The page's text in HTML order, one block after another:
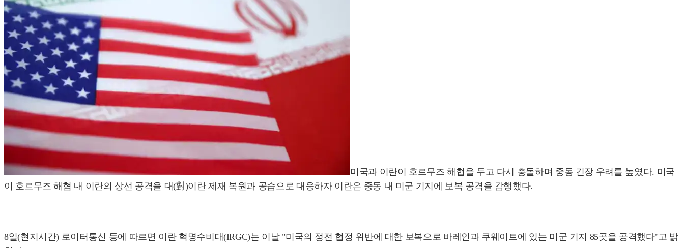
미국과 이란이 호르무즈 해협을 두고 다시 충돌하며 중동 긴장 우려를 높였다. 미국
이 호르무즈 해협 내 이란의 상선 공격을 대(對)이란 제재 복원과 공습으로 대응하자 이란은 중동 내 미군 기지에 보복 공격을 감행했다.
8일(현지시간) 로이터통신 등에 따르면 이란 혁명수비대(IRGC)는 이날 "미국의 정전 협정 위반에 대한 보복으로 바레인과 쿠웨이트에 있는 미군 기지 85곳을 공격했다"고 밝